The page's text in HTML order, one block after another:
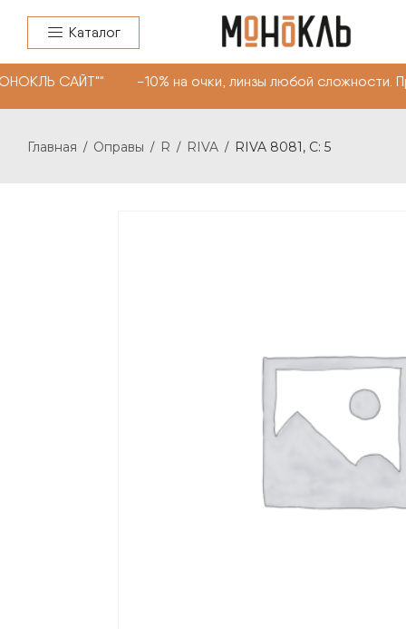
Каталог
САЙТ"" -10% на очки, линзы любой
Главная / Оправы / R / RIVA / RIVA 8081, С: 5